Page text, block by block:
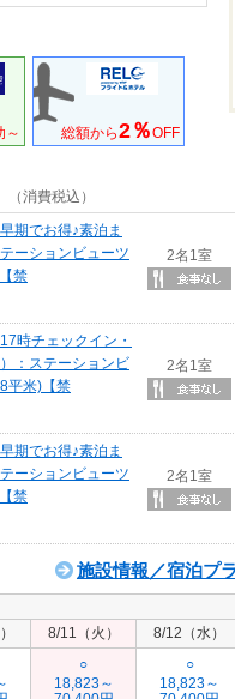
～ 総額から2％OFF
（消費税込）
期でお得♪素泊ま
ーションビューツ
禁
2名1室
時チェックイン・
：ステーションビ
平米)【禁
2名1室
期でお得♪素泊ま
ーションビューツ
禁
2名1室
施設情報／宿泊プ
8/11（火） 8/12（水）
○
18,823～
○
18,823～